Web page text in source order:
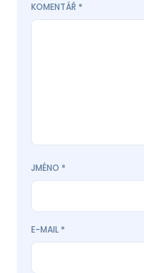
KOMENTÁŘ *
JMÉNO *
E-MAIL *